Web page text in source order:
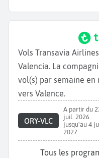
Vols Transavia
Valencia. La
vol(s) par semaine en
vers Valence.
ORY-VLC
A partir du
juil. 2026
jusqu'au 4
2027
Tous les programmes des vols Transavia